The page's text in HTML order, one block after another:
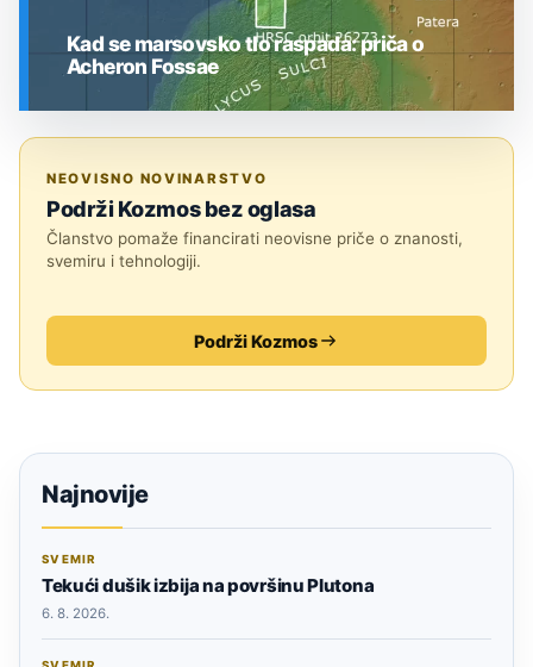
Kad se marsovsko tlo raspada: priča o
Acheron Fossae
NEOVISNO NOVINARSTVO
Podrži Kozmos bez oglasa
Članstvo pomaže financirati neovisne priče o znanosti,
svemiru i tehnologiji.
Podrži Kozmos
Najnovije
SVEMIR
Tekući dušik izbija na površinu Plutona
6. 8. 2026.